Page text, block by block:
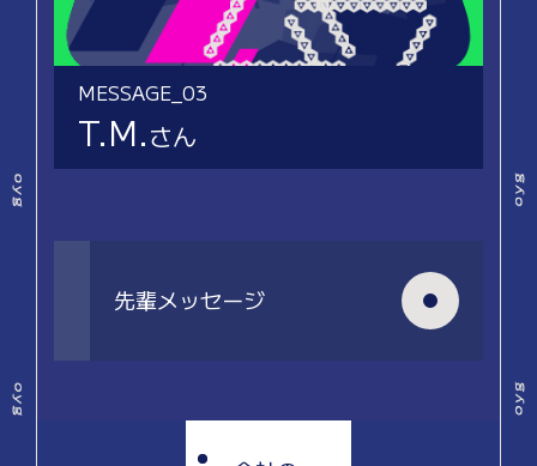
MESSAGE_03
T.M.さん
先輩メッセージ